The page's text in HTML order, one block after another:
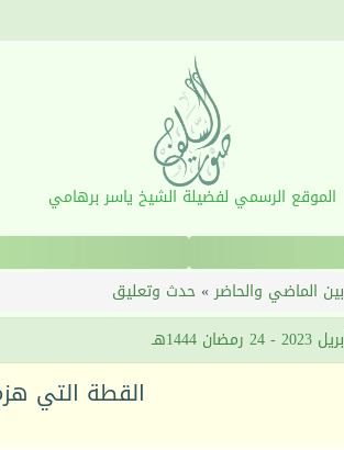
الموقع الرسمي لفضيلة الشيخ ياسر برهامي
بين الماضي والحاضر»حدث وتعليق
القطة التي